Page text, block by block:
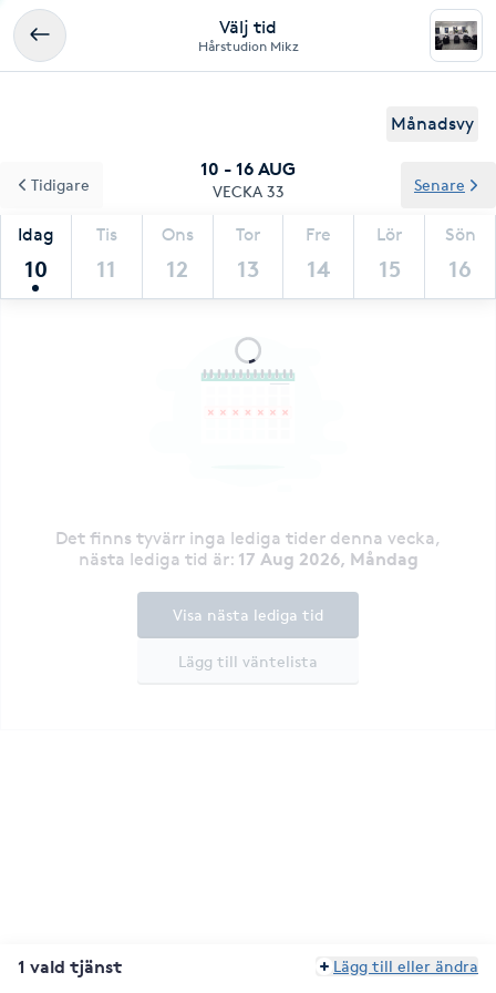
Välj tid
Hårstudion Mikz
Månadsvy
10 - 16 AUG
VECKA 33
Idag
10
Tis
11
Ons
12
Tor
13
Fre
14
Lör
15
Sön
16
Tidigare Senare
Det finns tyvärr inga lediga tider denna vecka,
nästa lediga tid är: 17 Aug 2026, Måndag
Lägg till väntelista
Visa nästa lediga tid
1 vald tjänst Lägg till eller ändra